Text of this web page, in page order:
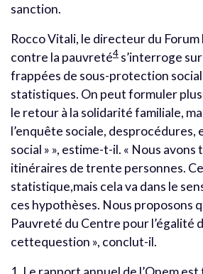
sanction.
Rocco Vitali, le directeur du
contre la pauvreté4 s’interroge
frappées de sous-protection
statistiques. On peut formuler
le retour à la solidarité familiale,
l’enquête sociale, desprocédures,
social » », estime-t-il. « Nous avons
itinéraires de trente personnes.
statistique,mais cela va dans le
ces hypothèses. Nous proposons
Pauvreté du Centre pour l’égalité
cettequestion », conclut-il.